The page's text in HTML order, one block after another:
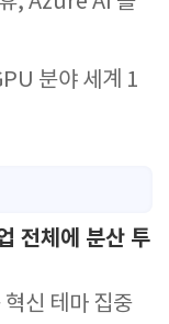
분야 세계 1
전체에 분산 투
혁신 테마 집중